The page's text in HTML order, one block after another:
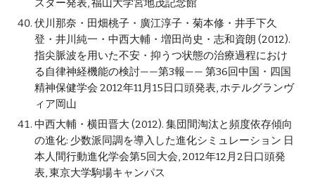
スター発表, 福山大学宮地茂記念館
伏川那奈・田畑桃子・廣江淳子・菊本修・井手下久
登・井川純一・中西大輔・増田尚史・志和資朗 (2012).
指尖脈波を用いた不安・抑うつ状態の治療過程におけ
る自律神経機能の検討——第3報—— 第36回中国・四国
精神保健学会 2012年11月15日口頭発表, ホテルグランヴ
ィア岡山
中西大輔・横田晋大 (2012). 集団間淘汰と頻度依存傾向
の進化: 少数派同調を導入した進化シミュレーション 日
本人間行動進化学会第5回大会, 2012年12月2日口頭発
表, 東京大学駒場キャンパス